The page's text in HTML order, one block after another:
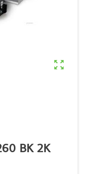

BK 2K